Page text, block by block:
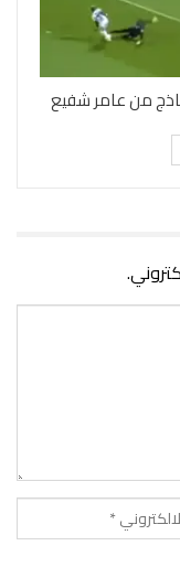
من عامر شفيع